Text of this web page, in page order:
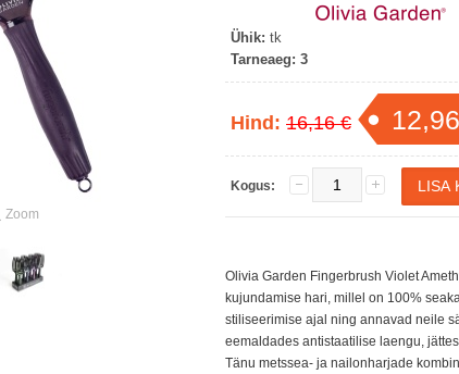
Zoom
Ühik: tk
Tarneaeg: 3
Hind: 16,16 €
Kogus:
Olivia Garden Fingerbrush Violet
kujundamise hari, millel on 100%
stiliseerimise ajal ning annavad neile
eemaldades antistaatilise laengu,
Tänu metssea- ja nailonharjade